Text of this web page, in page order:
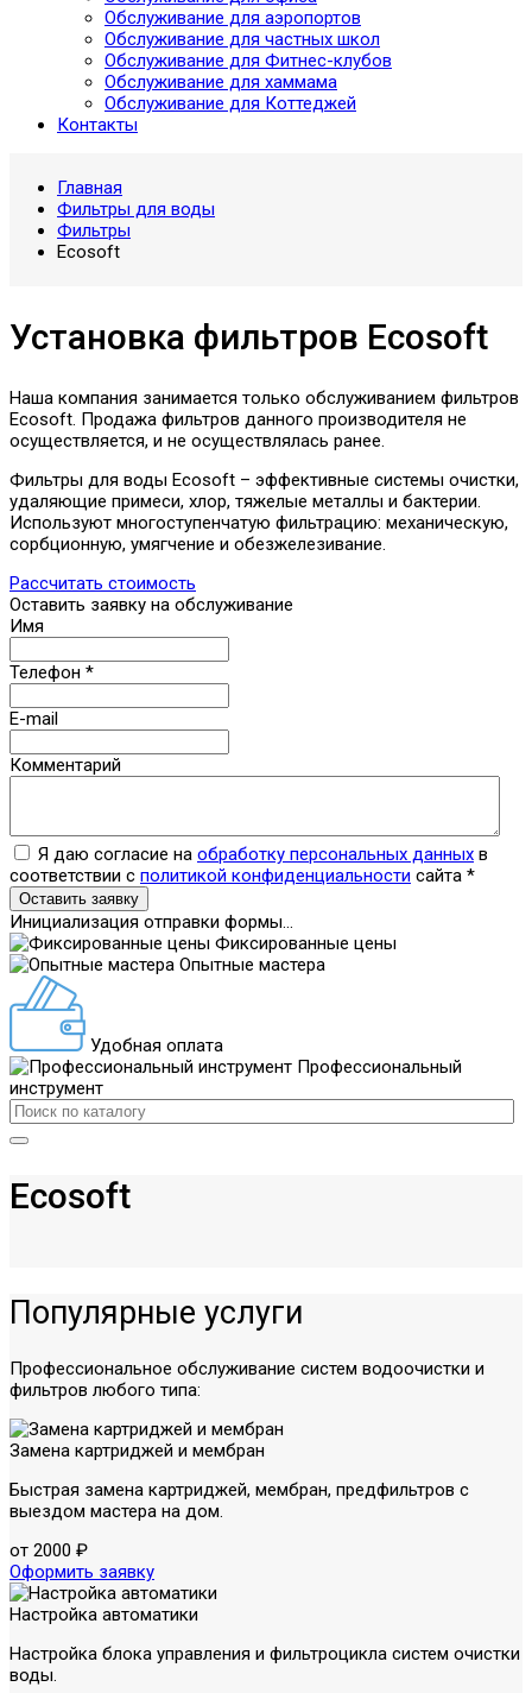
Обслуживание для аэропортов
Обслуживание для частных школ
Обслуживание для Фитнес-клубов
Обслуживание для хаммама
Обслуживание для Коттеджей
Контакты
Главная
Фильтры для воды
Фильтры
Ecosoft
Установка фильтров Ecosoft
Наша компания занимается только обслуживанием фильтров
Ecosoft. Продажа фильтров данного производителя не
осуществляется, и не осуществлялась ранее.
Фильтры для воды Ecosoft – эффективные системы очистки,
удаляющие примеси, хлор, тяжелые металлы и бактерии.
Используют многоступенчатую фильтрацию: механическую,
сорбционную, умягчение и обезжелезивание.
Рассчитать стоимость
Оставить заявку на обслуживание
Имя
Телефон *
E-mail
Комментарий
Я даю согласие на обработку персональных данных в
соответствии с политикой конфиденциальности сайта *
Оставить заявку
Инициализация отправки формы...
Фиксированные цены
Опытные мастера
Удобная оплата
Профессиональный
инструмент
Ecosoft
Популярные услуги
Профессиональное обслуживание систем водоочистки и
фильтров любого типа:
Замена картриджей и мембран
Быстрая замена картриджей, мембран, предфильтров с
выездом мастера на дом.
от 2000 ₽
Оформить заявку
Настройка автоматики
Настройка блока управления и фильтроцикла систем очистки
воды.